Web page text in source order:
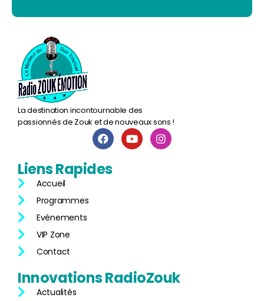
La destination incontournable des
passionnés de Zouk et de nouveaux sons !
LiensRapides
Accueil
Programmes
Evènements
VIP Zone
Contact
InnovationsRadioZouk
Actualités